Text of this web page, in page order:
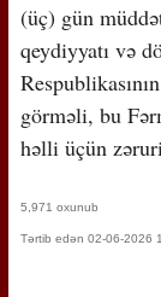
(üç) gün
qeydiyyatı və
görməli, bu
həlli üçün
5,971 oxunub
Tərtib edən 02-06-2026